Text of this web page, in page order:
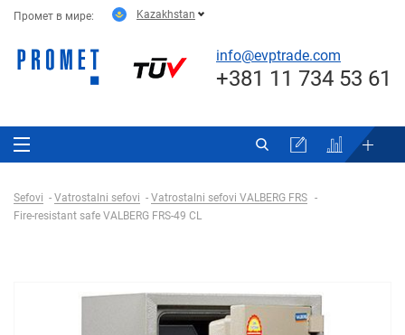
Промет в мире: Kazakhstan
info@evptrade.com
+381 11 734 53 61
Sefovi Vatrostalni sefovi
Vatrostalni sefovi VALBERG FRS
Fire-resistant safe VALBERG FRS-49 CL